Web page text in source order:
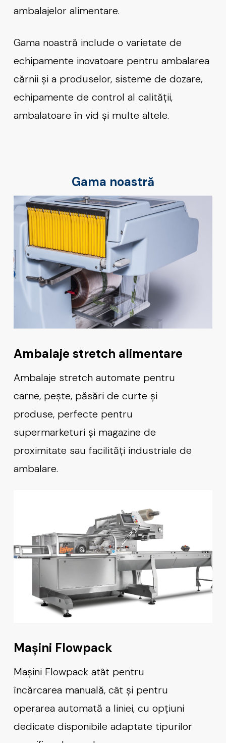
ambalajelor alimentare.
Gama noastră include o varietate de
echipamente inovatoare pentru ambalarea
cărnii și a produselor, sisteme de dozare,
echipamente de control al calității,
ambalatoare în vid și multe altele.
Gama noastră
Ambalaje stretch alimentare
Ambalaje stretch automate pentru
carne, pește, păsări de curte și
produse, perfecte pentru
supermarketuri și magazine de
proximitate sau facilități industriale de
ambalare.
Mașini Flowpack
Mașini Flowpack atât pentru
încărcarea manuală, cât și pentru
operarea automată a liniei, cu opțiuni
dedicate disponibile adaptate tipurilor